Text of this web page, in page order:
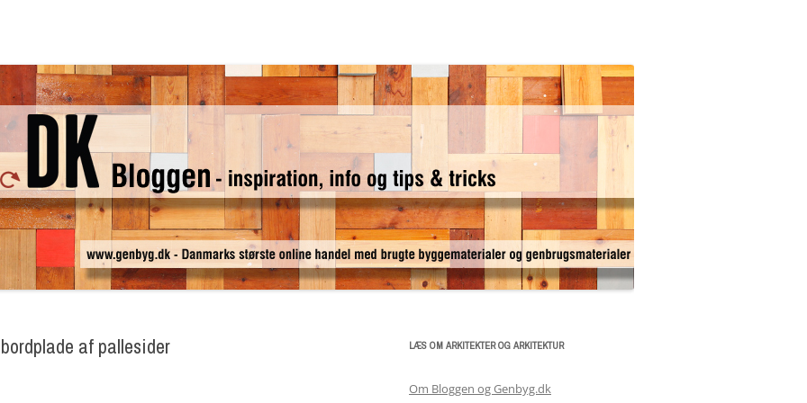
til
indhold
af pallesider LÆS OM ARKITEKTER OG ARKITEKTUR
Om Bloggen og Genbyg.dk